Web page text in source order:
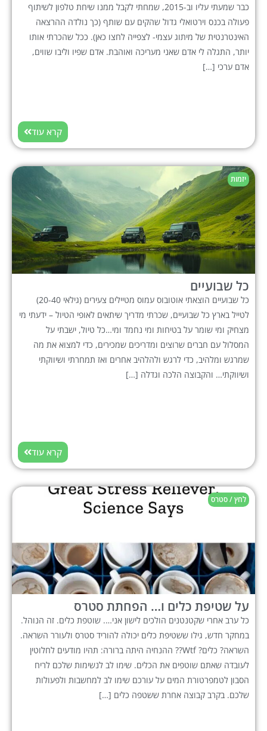
כבר שמעתי עליו וב-2015, שמחתי לקבל ממנו שיחת טלפון לשיתוף
פעולה בכנס וירטואלי גדול שהקים עם שותף (כך נולדה ההרצאה
האינטרנטית של מיתוג עצמי- לצפייה לחצו כאן). ככל שהכרתי אותו
יותר, התגלה לי אדם שאני מעריכה ואוהבת. אדם שפיו וליבו שווים,
אדם ערכי […]
קרא עוד
יזמות
כל שבועיים
כל שבועיים הוצאתי אוטובוס עמוס מטיילים צעירים (גילאי 20-40)
לטייל בארץ כל שבועיים, שכרתי מדריך שיתאים לאופי הטיול – ידעתי מי
מצחיק ומי שומר על בטיחות ומי נחמד ומי…כל טיול, ישבתי על
המסלול עם חברים שרוצים ומדריכים שמכירים, כדי למצוא את מה
שמרגש ומלהיב, כדי לרגש ולהלהיב אחרים ואז תמחרתי ושיווקתי
ושיווקתי… והקבוצה הלכה וגדלה […]
קרא עוד
לחץ / סטרס
על שטיפת כלים ו… הפחתת סטרס
כל ערב אחרי שקטנטנים הולכים לישון אני…. שוטפת כלים. זה הנוהל.
במחקר חדש, גילו ששטיפת כלים יכולה להוריד סטרס ולעורר השראה.
השראה? כלים? Wtf?? ההנחיה היתה ברורה: תהיו מודעים לחלוטין
לעובדה שאתם שוטפים את הכלים. שימו לב לנשימות שלכם לריח
הסבון לטמפרטורת המים על עורכם שימו לב למחשבות ולפעולות
שלכם. בקרב קבוצה אחרת ששטפה כלים […]